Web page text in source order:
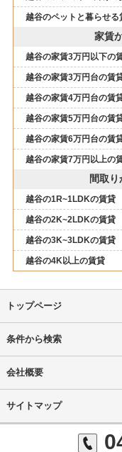
越谷のペットと暮らせる
家賃
越谷の家賃3万円以下の
越谷の家賃3万円台の賃
越谷の家賃4万円台の賃
越谷の家賃5万円台の賃
越谷の家賃6万円台の賃
越谷の家賃7万円以上の
間取
越谷の1R~1LDKの賃貸
越谷の2K~2LDKの賃貸
越谷の3K~3LDKの賃貸
越谷の4K以上の賃貸
トップページ
条件から検索
会社概要
サイトマップ